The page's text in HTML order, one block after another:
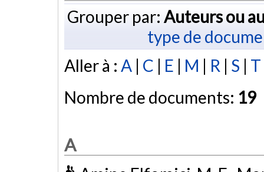
Grouper par: Auteurs ou
type de
Aller à : A | C | E | M | R | S | T
Nombre de documents: 19
A